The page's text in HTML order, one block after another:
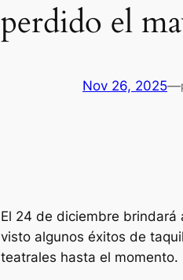
perdido el
Nov 26, 2025—
El 24 de diciembre brindará
visto algunos éxitos de
teatrales hasta el momento.